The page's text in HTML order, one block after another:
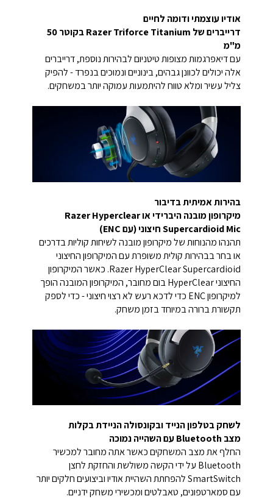
אודיו עוצמתי ודומה לחיים
דרייברים של Razer Triforce Titanium בקוטר 50
מ"מ
עם דיאפרגמות מצופות טיטניום לבהירות נוספת, דרייברים
אלה יכולים לכוונן גבהים, בינוניים ונמוכים בנפרד - להפיק
צליל עשיר ומלא טווח להיתמעות עמוקה יותר במשחקים.
בהירות אמיתית בדיבור
מיקרופון מובנה היברידי או Razer Hyperclear
Supercardioid Mic חיצוני (עם ENC)
תהנהו מהנוחות של מיקרופון מובנה לשיחות קוליות בדרכים
או בחר בבהירות קולית משופרת עם המיקרופון החיצוני
Razer HyperClear Supercardioid. כאשר המיקרופון
החיצוני HyperClear בום מחובר, המיקרופון המובנה הופך
למיקרופון ENC כדי לדכא רעש לא רצוי חיצוני - כדי לספק
תקשורת ברורה במיוחד בזמן משחק.
לשחק בטלפון הנייד ובקונסולה הניידת בקלות
מצב Bluetooth עם השהייה נמוכה
החלף את מצב המשחקים כאשר אתה מחובר למכשיר
Bluetooth על ידי הקשה משולשת והחזקת לחצן
SmartSwitch להפחתת השהיית אודיו וביצועים חלקים יותר
עם סמארטפונים, טאבלטים ומכשירי משחק ידניים.